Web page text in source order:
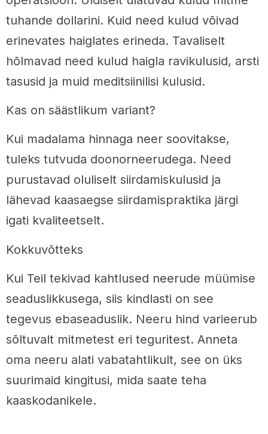
tuhande dollarini. Kuid need kulud võivad
erinevates haiglates erineda. Tavaliselt
hõlmavad need kulud haigla ravikulusid, arsti
tasusid ja muid meditsiinilisi kulusid.
Kas on säästlikum variant?
Kui madalama hinnaga neer soovitakse,
tuleks tutvuda doonorneerudega. Need
purustavad oluliselt siirdamiskulusid ja
lähevad kaasaegse siirdamispraktika järgi
igati kvaliteetselt.
Kokkuvõtteks
Kui Teil tekivad kahtlused neerude müümise
seaduslikkusega, siis kindlasti on see
tegevus ebaseaduslik. Neeru hind varieerub
sõltuvalt mitmetest eri teguritest. Anneta
oma neeru alati vabatahtlikult, see on üks
suurimaid kingitusi, mida saate teha
kaaskodanikele.